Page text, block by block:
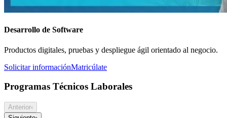
Desarrollo de Software
Productos digitales, pruebas y despliegue ágil orientado al negocio.
Solicitar informaciónMatricúlate
Programas Técnicos Laborales
Anterior‹